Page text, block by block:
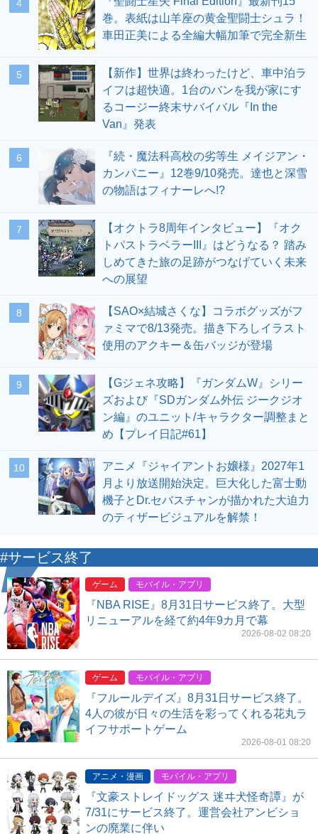
4
巻。表紙は山羊座の黄金聖闘士シュラ！
車田正美による全編大幅加筆で完全新生
5
【新作】世界は終わったけど、車中泊ラ
イフは超快適。1台のバンを我が家にす
るコージー終末サバイバル『In the
Van』発表
6
『続・魔法科高校の劣等生 メイジアン・
カンパニー』12巻9/10発売。達也と深雪
の物語はフィナーレへ!?
7
【オクトラ8周年インタビュー】『オク
トパストラベラーIII』はどうなる？ 踏み
しめてきた旅の足跡がつなげていく未来
への展望
8
【SAO×結城さくな】コラボグッズがフ
ァミマで8/13発売。描き下ろしイラスト
使用のアクキー＆缶バッジが登場
9
【Gジェネ攻略】『ガンダムW』シリー
ズおよび『SDガンダム外伝 ジークジオ
ン編』のユニット/キャラクター調整まと
め【プレイ日記#61】
10
アニメ『ジャイアントお嬢様』2027年1
月より放送開始決定。巨大化した富士動
機子とDr.セバスチャンが描かれた大迫力
のティザービジュアルを解禁！
#サービス終了
ゲーム モバイル・アプリ
『NBA RISE』8月31日サービス終了。大型
リニューアルを経て約4年9カ月で幕
2026-08-02 08:20
ゲーム モバイル・アプリ
『フルールデイズ』8月31日サービス終了。
4人の彼が日々の生活を彩ってくれる花丸ラ
イフサポートゲーム
2026-08-01 08:20
アニメ・漫画 モバイル・アプリ
『文豪ストレイドッグス 迷ヰ犬怪奇譚』が
7/31にサービス終了。運営会社アンビショ
ンの廃業に伴い